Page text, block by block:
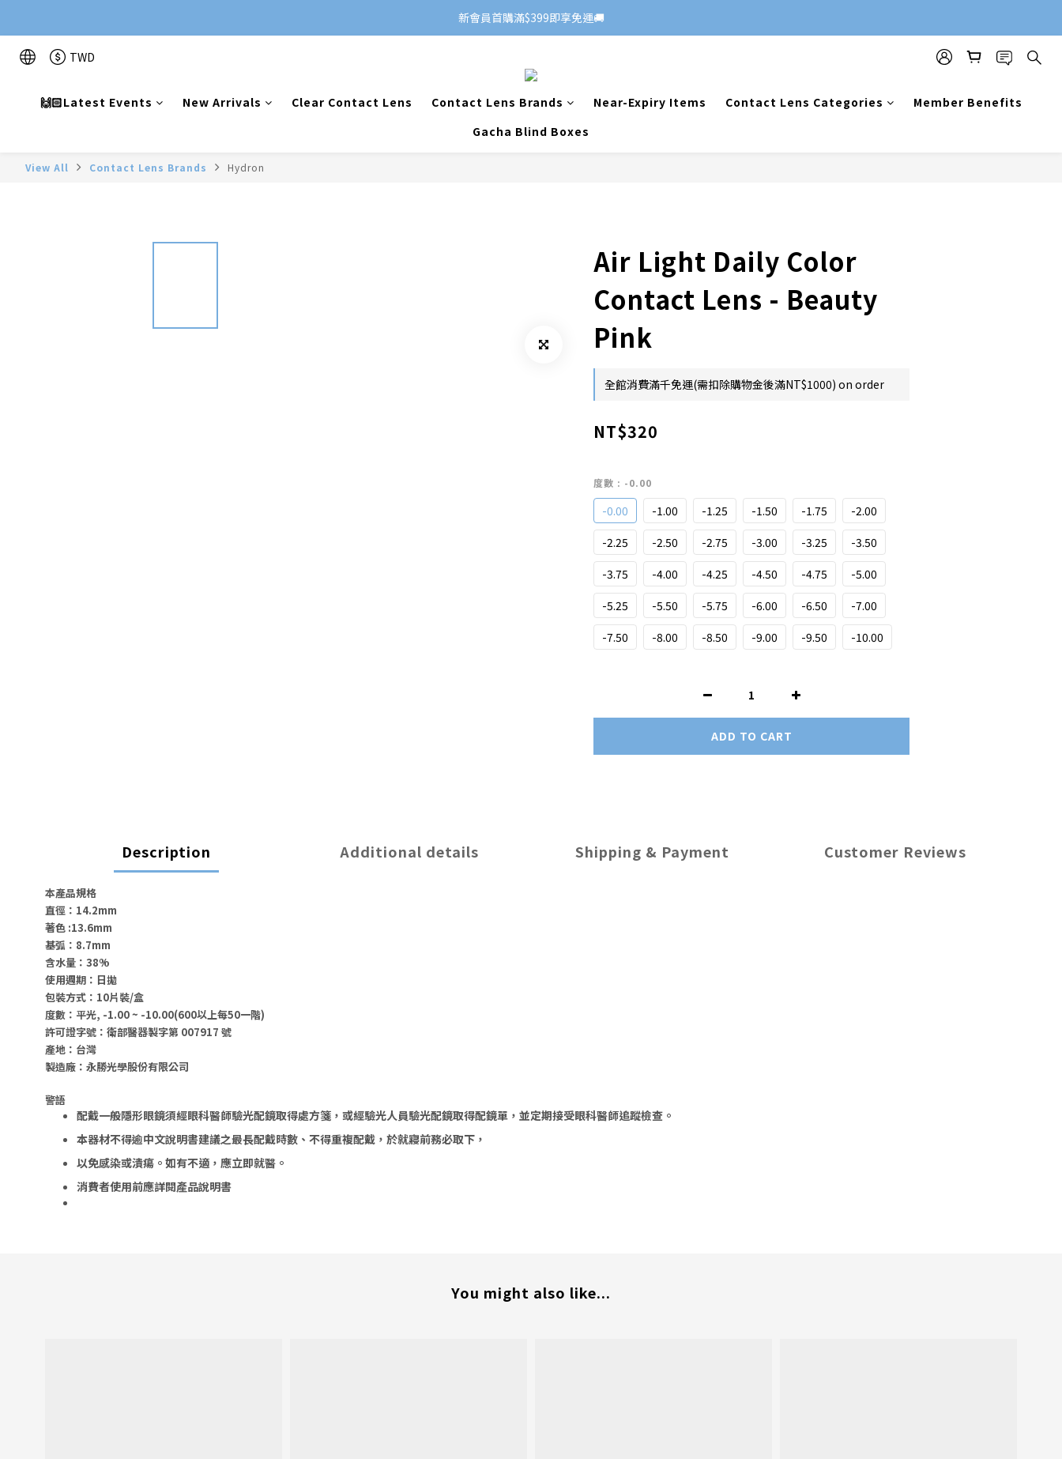
新會員首購滿$399即享免運🚚
TWD
🙌🏻Latest Events New Arrivals Clear Contact Lens Contact Lens Brands Near-Expiry Items Contact Lens Categories
Member Benefits
Gacha Blind Boxes
View All Contact Lens Brands Hydron
Air Light Daily Color
Contact Lens - Beauty
Pink
全館消費滿千免運(需扣除購物金後滿NT$1000) on order
NT$320
度數 : -0.00
-0.00 -1.00 -1.25 -1.50 -1.75
-2.00
-2.25
-2.50 -2.75 -3.00 -3.25
-3.50
-3.75
-4.00 -4.25 -4.50 -4.75
-5.00
-5.25
-5.50 -5.75 -6.00 -6.50
-7.00
-7.50
-8.00 -8.50 -9.00 -9.50 -10.00
ADD TO CART
Description Additional details Shipping & Payment Customer Reviews
本產品規格
直徑：14.2mm
著色 :13.6mm
基弧：8.7mm
含水量：38%
使用週期：日拋
包裝方式：10片裝/盒
度數： 平光, -1.00 ~ -10.00(600以上每50一階)
許可證字號：衛部醫器製字第 007917 號
產地：台灣
製造廠：永勝光學股份有限公司
警語
配戴一般隱形眼鏡須經眼科醫師驗光配鏡取得處方箋，或經驗光人員驗光配鏡取得配鏡單，並定期接受眼科醫師追蹤檢查。
本器材不得逾中文說明書建議之最長配戴時數、不得重複配戴，於就寢前務必取下，
以免感染或潰瘍。 如有不適，應立即就醫。
消費者使用前應詳閱產品說明書
You might also like...